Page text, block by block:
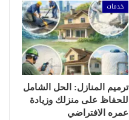
خدمات
ترميم المنازل: الحل الشامل
للحفاظ على منزلك وزيادة
عمره الافتراضي